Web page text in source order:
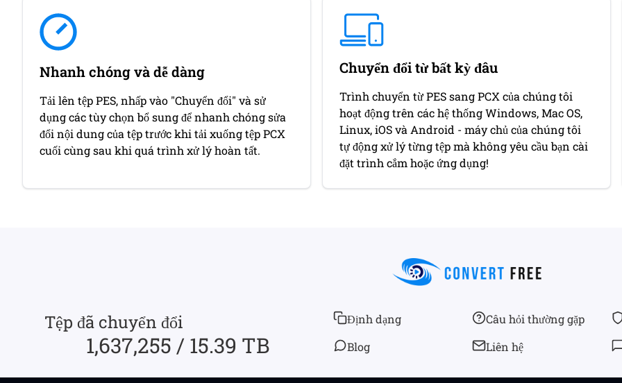
Nhanh chóng và dễ dàng
Tải lên tệp PES, nhấp vào "Chuyển đổi" và sử
dụng các tùy chọn bổ sung để nhanh chóng sửa
đổi nội dung của tệp trước khi tải xuống tệp PCX
cuối cùng sau khi quá trình xử lý hoàn tất.
Chuyển đổi từ bất kỳ đâu
Trình chuyển từ PES sang PCX của chúng tôi
hoạt động trên các hệ thống Windows, Mac OS,
Linux, iOS và Android - máy chủ của chúng tôi
tự động xử lý từng tệp mà không yêu cầu bạn cài
đặt trình cắm hoặc ứng dụng!
Tệp đã chuyển đổi
1,637,255 / 15.39 TB
Định dạng
Blog
Câu hỏi thường gặp
Liên hệ